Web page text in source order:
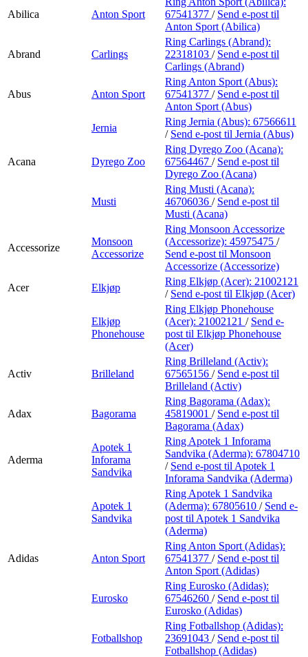
Abilica Anton Sport
67541377 / Send e-post til
Anton Sport (Abilica)
Abrand Carlings
Ring Carlings (Abrand):
22318103 / Send e-post til
Carlings (Abrand)
Abus Anton Sport
Ring Anton Sport (Abus):
67541377 / Send e-post til
Anton Sport (Abus)
Jernia
Ring Jernia (Abus): 67566611
/ Send e-post til Jernia (Abus)
Acana Dyrego Zoo
Ring Dyrego Zoo (Acana):
67564467 / Send e-post til
Dyrego Zoo (Acana)
Musti
Ring Musti (Acana):
46706036 / Send e-post til
Musti (Acana)
Accessorize
Monsoon
Accessorize
Ring Monsoon Accessorize
(Accessorize): 45975475 /
Send e-post til Monsoon
Accessorize (Accessorize)
Acer
Elkjøp
Ring Elkjøp (Acer): 21002121
/ Send e-post til Elkjøp (Acer)
Elkjøp
Phonehouse
Ring Elkjøp Phonehouse
(Acer): 21002121 / Send e-
post til Elkjøp Phonehouse
(Acer)
Activ Brilleland
Ring Brilleland (Activ):
67565156 / Send e-post til
Brilleland (Activ)
Adax Bagorama
Ring Bagorama (Adax):
45819001 / Send e-post til
Bagorama (Adax)
Aderma
Apotek 1
Inforama
Sandvika
Ring Apotek 1 Inforama
Sandvika (Aderma): 67804710
/ Send e-post til Apotek 1
Inforama Sandvika (Aderma)
Apotek 1
Sandvika
Ring Apotek 1 Sandvika
(Aderma): 67805610 / Send e-
post til Apotek 1 Sandvika
(Aderma)
Adidas Anton Sport
Ring Anton Sport (Adidas):
67541377 / Send e-post til
Anton Sport (Adidas)
Eurosko
Ring Eurosko (Adidas):
67546260 / Send e-post til
Eurosko (Adidas)
Fotballshop
Ring Fotballshop (Adidas):
23691043 / Send e-post til
Fotballshop (Adidas)